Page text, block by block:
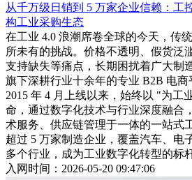
从千万级日销到 5 万家企业信赖：工
构工业采购生态
在工业 4.0 浪潮席卷全球的今天，传
所未有的挑战。价格不透明、假货泛
支持缺失等痛点，长期困扰着广大制
旗下深耕行业十余年的专业 B2B 电
2015 年 4 月上线以来，始终以 "为工
命，通过数字化技术与行业深度融合
术服务、供应链管理于一体的一站式
超过 5 万家制造企业，覆盖汽车、电
多个行业，成为工业数字化转型的标
入网时间：2026-05-20 09:47:06